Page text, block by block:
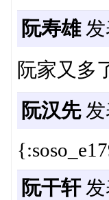
阮寿雄发
阮家又多
阮汉先发
阮干轩发